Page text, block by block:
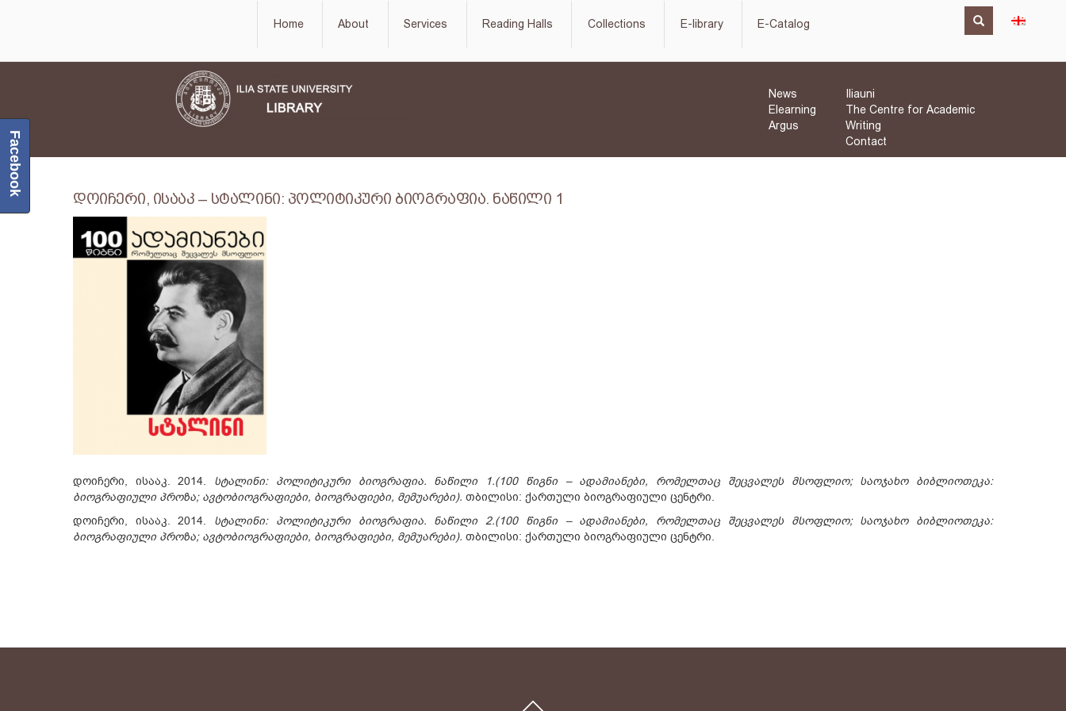
Home About Services Reading Halls Collections E-library E-Catalog
News
Elearning
Argus
Iliauni
The Centre for Academic
Writing
Contact
დოიჩერი, ისააკ – სტალინი: პოლიტიკური ბიოგრაფია. ნაწილი 1
დოიჩერი, ისააკ. 2014. სტალინი: პოლიტიკური ბიოგრაფია. ნაწილი 1.(100 წიგნი – ადამიანები, რომელთაც შეცვალეს მსოფლიო; საოჯახო ბიბლიოთეკა:
ბიოგრაფიული პროზა; ავტობიოგრაფიები, ბიოგრაფიები, მემუარები). თბილისი: ქართული ბიოგრაფიული ცენტრი.
დოიჩერი, ისააკ. 2014. სტალინი: პოლიტიკური ბიოგრაფია. ნაწილი 2.(100 წიგნი – ადამიანები, რომელთაც შეცვალეს მსოფლიო; საოჯახო ბიბლიოთეკა:
ბიოგრაფიული პროზა; ავტობიოგრაფიები, ბიოგრაფიები, მემუარები). თბილისი: ქართული ბიოგრაფიული ცენტრი.
Facebook